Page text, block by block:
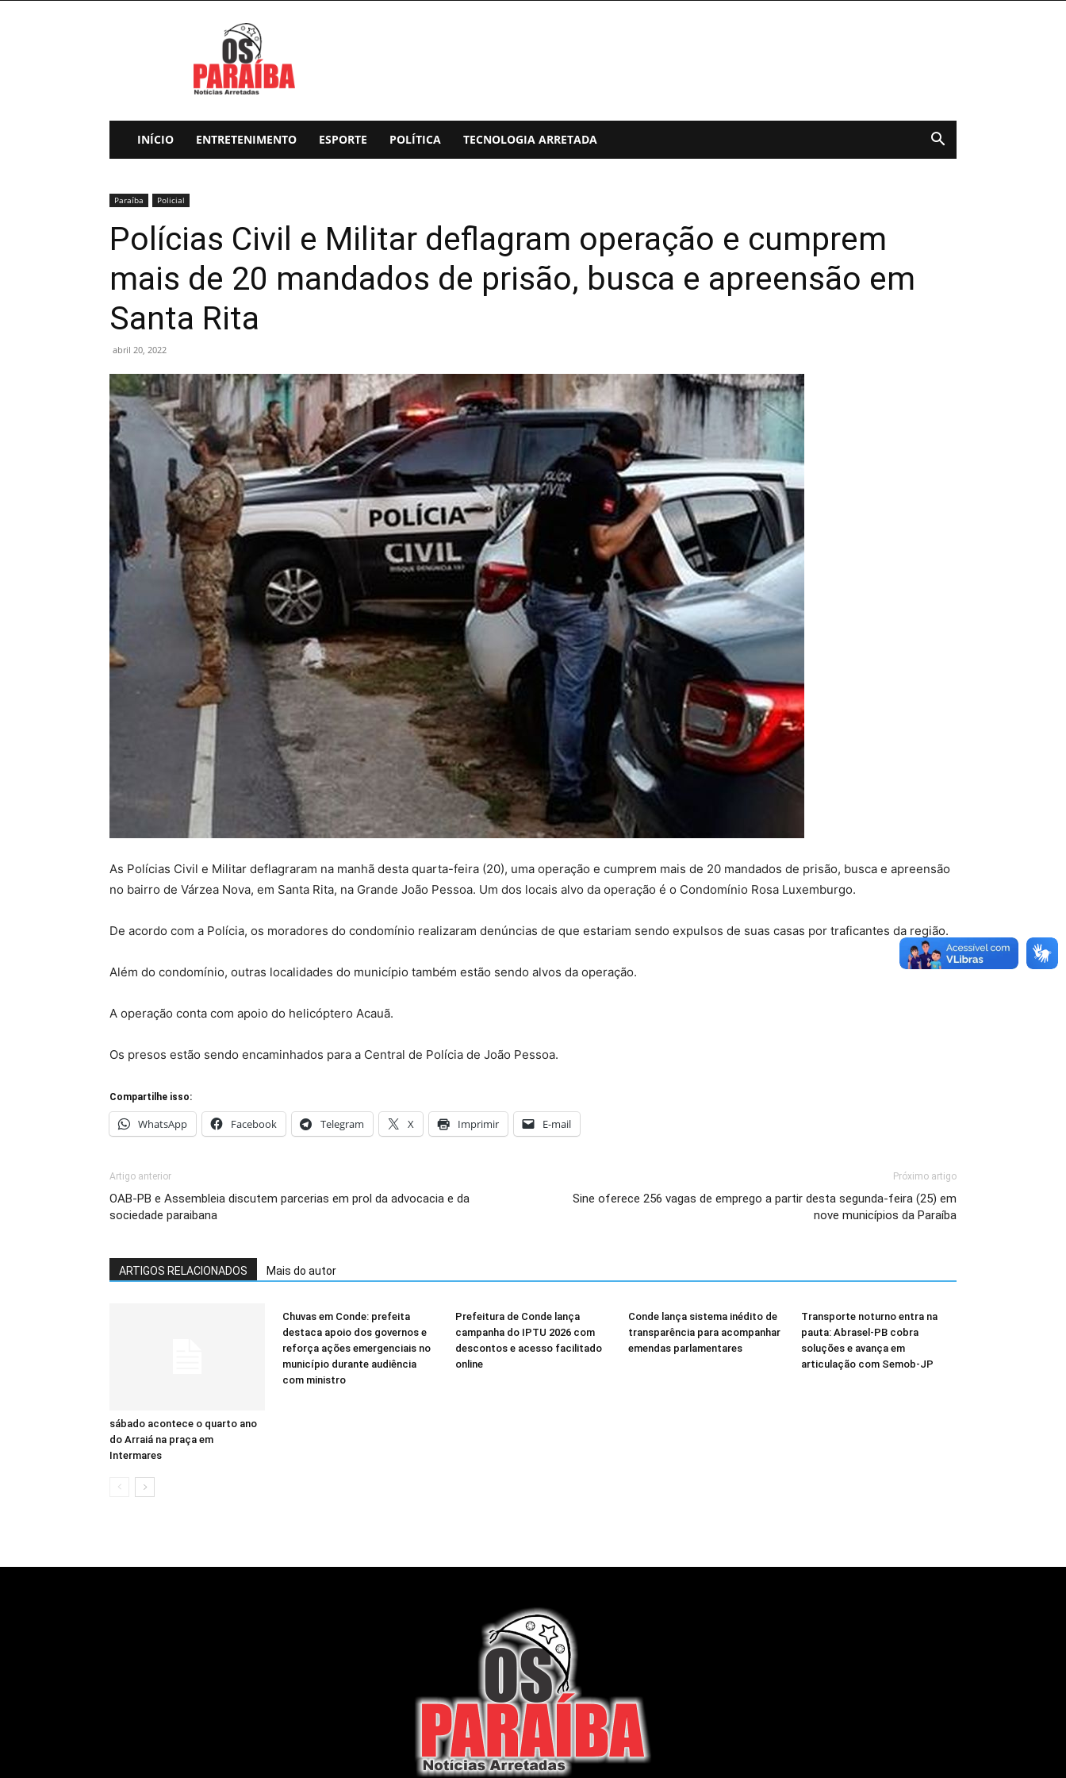
INÍCIO ENTRETENIMENTO ESPORTE POLÍTICA TECNOLOGIA ARRETADA
Paraíba Policial
Polícias Civil e Militar deflagram operação e cumprem
mais de 20 mandados de prisão, busca e apreensão em
Santa Rita
abril 20, 2022
As Polícias Civil e Militar deflagraram na manhã desta quarta-feira (20), uma operação e cumprem mais de 20 mandados de prisão, busca e apreensão
no bairro de Várzea Nova, em Santa Rita, na Grande João Pessoa. Um dos locais alvo da operação é o Condomínio Rosa Luxemburgo.
De acordo com a Polícia, os moradores do condomínio realizaram denúncias de que estariam sendo expulsos de suas casas por traficantes da região.
Além do condomínio, outras localidades do município também estão sendo alvos da operação.
A operação conta com apoio do helicóptero Acauã.
Os presos estão sendo encaminhados para a Central de Polícia de João Pessoa.
Compartilhe isso:
WhatsApp Facebook Telegram X Imprimir E-mail
Artigo anterior
OAB-PB e Assembleia discutem parcerias em prol da advocacia e da
sociedade paraibana
Próximo artigo
Sine oferece 256 vagas de emprego a partir desta segunda-feira (25) em
nove municípios da Paraíba
ARTIGOS RELACIONADOS Mais do autor
sábado acontece o quarto ano
do Arraiá na praça em
Intermares
Chuvas em Conde: prefeita
destaca apoio dos governos e
reforça ações emergenciais no
município durante audiência
com ministro
Prefeitura de Conde lança
campanha do IPTU 2026 com
descontos e acesso facilitado
online
Conde lança sistema inédito de
transparência para acompanhar
emendas parlamentares
Transporte noturno entra na
pauta: Abrasel-PB cobra
soluções e avança em
articulação com Semob-JP